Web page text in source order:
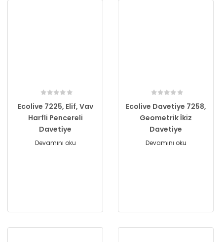
Ecolive 7225, Elif, Vav
Harfli Pencereli
Davetiye
Devamını oku
Ecolive Davetiye 7258,
Geometrik İkiz
Davetiye
Devamını oku